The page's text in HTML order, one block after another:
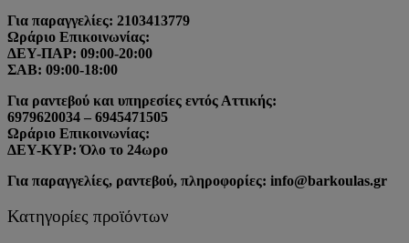
Για παραγγελίες: 2103413779
Ωράριο Επικοινωνίας:
ΔΕΥ-ΠΑΡ: 09:00-20:00
ΣΑΒ: 09:00-18:00
Για ραντεβού και υπηρεσίες εντός Αττικής:
6979620034 – 6945471505
Ωράριο Επικοινωνίας:
ΔΕΥ-ΚΥΡ: Όλο το 24ωρο
Για παραγγελίες, ραντεβού, πληροφορίες: info@barkoulas.gr
Κατηγορίες προϊόντων